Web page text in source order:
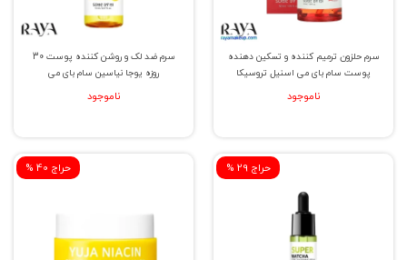
سرم حلزون ترمیم کننده و تسکین دهنده
پوست سام بای می اسنیل تروسیکا
ناموجود
سرم ضد لک و روشن کننده پوست 30
روزه یوجا نیاسین سام بای می
ناموجود
% حراج 29 % حراج 40